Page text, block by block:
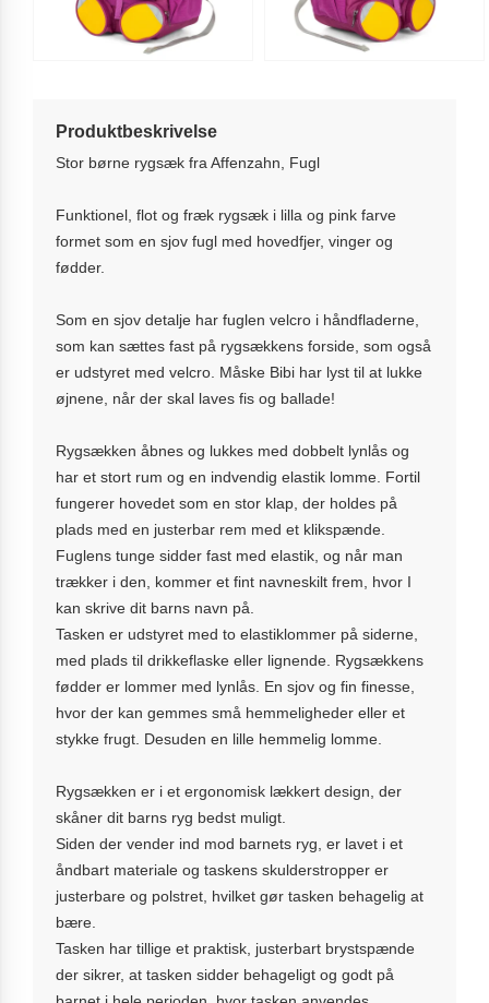
Produktbeskrivelse
Stor børne rygsæk fra Affenzahn, Fugl
Funktionel, flot og fræk rygsæk i lilla og pink farve
formet som en sjov fugl med hovedfjer, vinger og
fødder.
Som en sjov detalje har fuglen velcro i håndfladerne,
som kan sættes fast på rygsækkens forside, som også
er udstyret med velcro. Måske Bibi har lyst til at lukke
øjnene, når der skal laves fis og ballade!
Rygsækken åbnes og lukkes med dobbelt lynlås og
har et stort rum og en indvendig elastik lomme. Fortil
fungerer hovedet som en stor klap, der holdes på
plads med en justerbar rem med et klikspænde.
Fuglens tunge sidder fast med elastik, og når man
trækker i den, kommer et fint navneskilt frem, hvor I
kan skrive dit barns navn på.
Tasken er udstyret med to elastiklommer på siderne,
med plads til drikkeflaske eller lignende. Rygsækkens
fødder er lommer med lynlås. En sjov og fin finesse,
hvor der kan gemmes små hemmeligheder eller et
stykke frugt. Desuden en lille hemmelig lomme.
Rygsækken er i et ergonomisk lækkert design, der
skåner dit barns ryg bedst muligt.
Siden der vender ind mod barnets ryg, er lavet i et
åndbart materiale og taskens skulderstropper er
justerbare og polstret, hvilket gør tasken behagelig at
bære.
Tasken har tillige et praktisk, justerbart brystspænde
der sikrer, at tasken sidder behageligt og godt på